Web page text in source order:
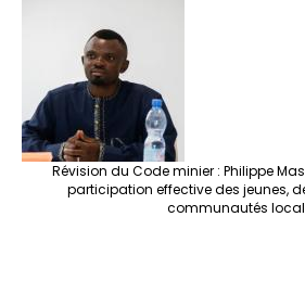
Révision du Code minier : Philippe
participation effective des jeunes,
communautés